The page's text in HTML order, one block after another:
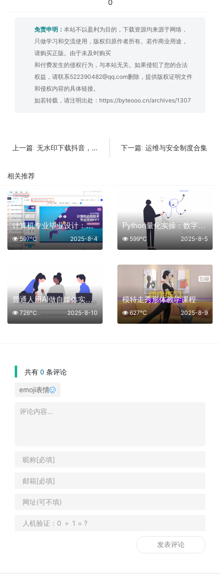
0
免责申明： 本站不以盈利为目的，下载资源均来源于网络，
只做学习和交流使用，版权归原作者所有。若作商业用途，
请购买正版。由于未及时购买
和付费发生的侵权行为，与本站无关。如果侵犯了您的合法
权益，请联系522390482@qq.com删除，提供版权证明文件
和侵权内容的具体链接。
如若转载，请注明出处： https://byteooo.cn/archives/1307
上一篇: 无水印下载抖音，快手，小红书，B站等视频(净印去水印) 下一篇: 运维与安全制度合集
相关推荐
计算机专业毕业设计：高质量毕业答辩 PPT 分享
2025-8-4
597℃
Python量化实操：数字货币量化投资课程
2025-8-5
599℃
普通人用AI做自媒体实操培训
2025-8-10
726℃
模特走秀形体教学课程
2025-8-9
627℃
共有 0 条评论
emoji表情